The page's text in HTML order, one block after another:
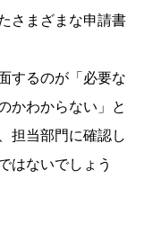
さまざまな申請書
するのが「必要な
かわからない」と
担当部門に確認し
はないでしょう